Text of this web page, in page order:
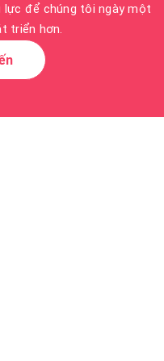
lực để chúng tôi ngày một
triển hơn.